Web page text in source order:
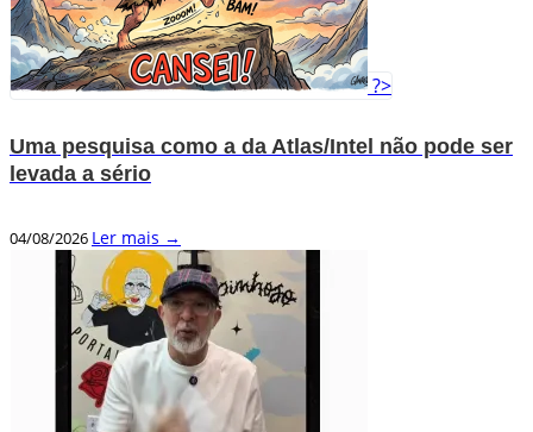
?>
Uma pesquisa como a da Atlas/Intel não pode ser
levada a sério
04/08/2026 Ler mais →